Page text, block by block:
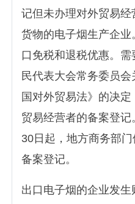
记但未办理对外贸易
货物的电子烟生产企
口免税和退税优惠。
民代表大会常务委员
国对外贸易法》的决
贸易经营者的备案登记
30日起，地方商务部
备案登记。
出口电子烟的企业发